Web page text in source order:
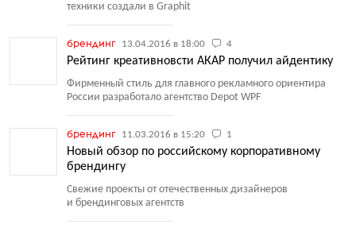
техники создали в Graphit
брендинг 13.04.2016 в 18:00 4
Рейтинг креативновсти АКАР получил айдентику
Фирменный стиль для главного рекламного ориентира
России разработало агентство Depot WPF
брендинг 11.03.2016 в 15:20 1
Новый обзор по российскому корпоративному
брендингу
Свежие проекты от отечественных дизайнеров
и брендинговых агентств